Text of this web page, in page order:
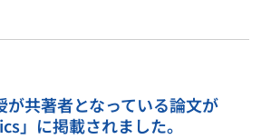
が共著者となっている論文が
」に掲載されました。